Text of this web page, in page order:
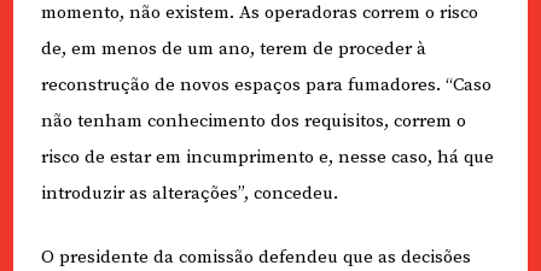
momento, não existem. As operadoras correm o risco
de, em menos de um ano, terem de proceder à
reconstrução de novos espaços para fumadores. “Caso
não tenham conhecimento dos requisitos, correm o
risco de estar em incumprimento e, nesse caso, há que
introduzir as alterações”, concedeu.
O presidente da comissão defendeu que as decisões